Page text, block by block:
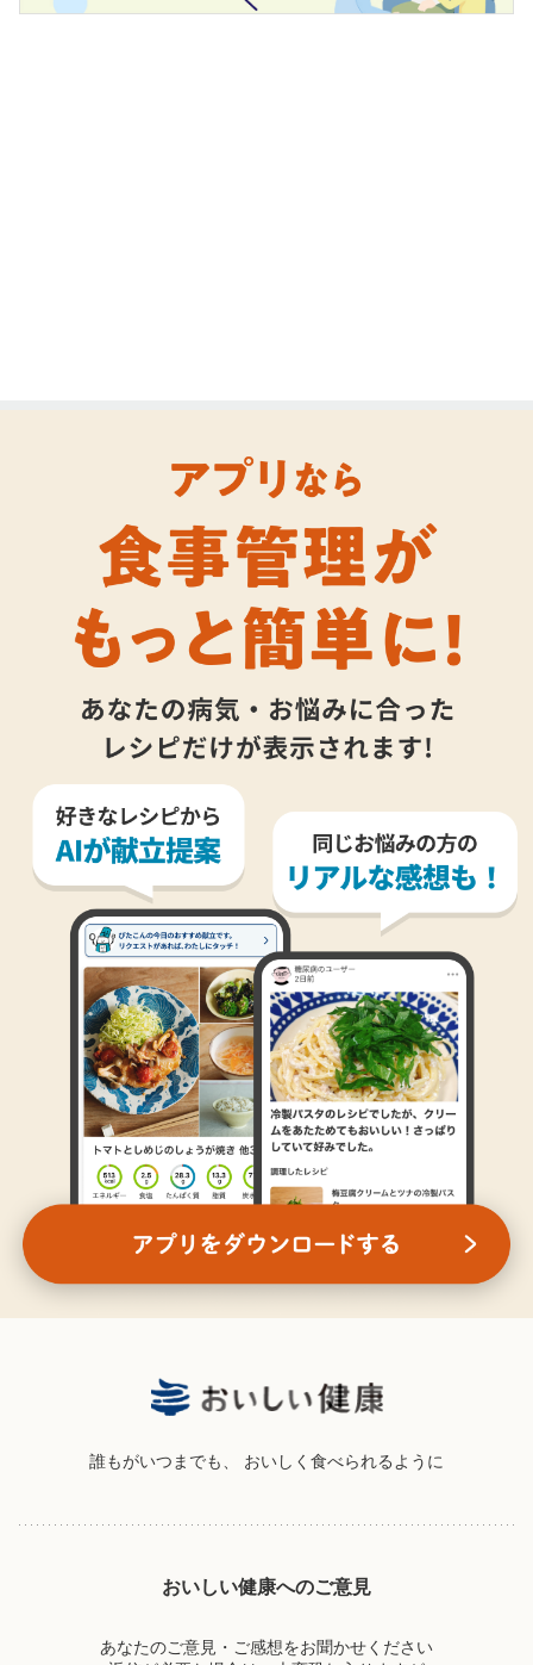
誰もがいつまでも、 おいしく食べられるように
おいしい健康へのご意見
あなたのご意見・ご感想をお聞かせください